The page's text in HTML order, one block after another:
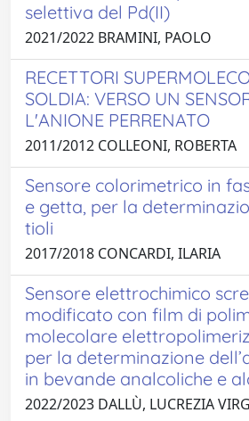
selettiva del Pd(II)
2021/2022 BRAMINI, PAOLO
RECETTORI
SOLDIA: VERSO UN
L'ANIONE PERRENATO
2011/2012 COLLEONI, ROBERTA
Sensore colorimetrico in
e getta, per la
tioli
2017/2018 CONCARDI, ILARIA
Sensore elettrochimico
modificato con film di
molecolare
per la determinazione
in bevande analcoliche e
2022/2023 DALLÙ, LUCREZIA